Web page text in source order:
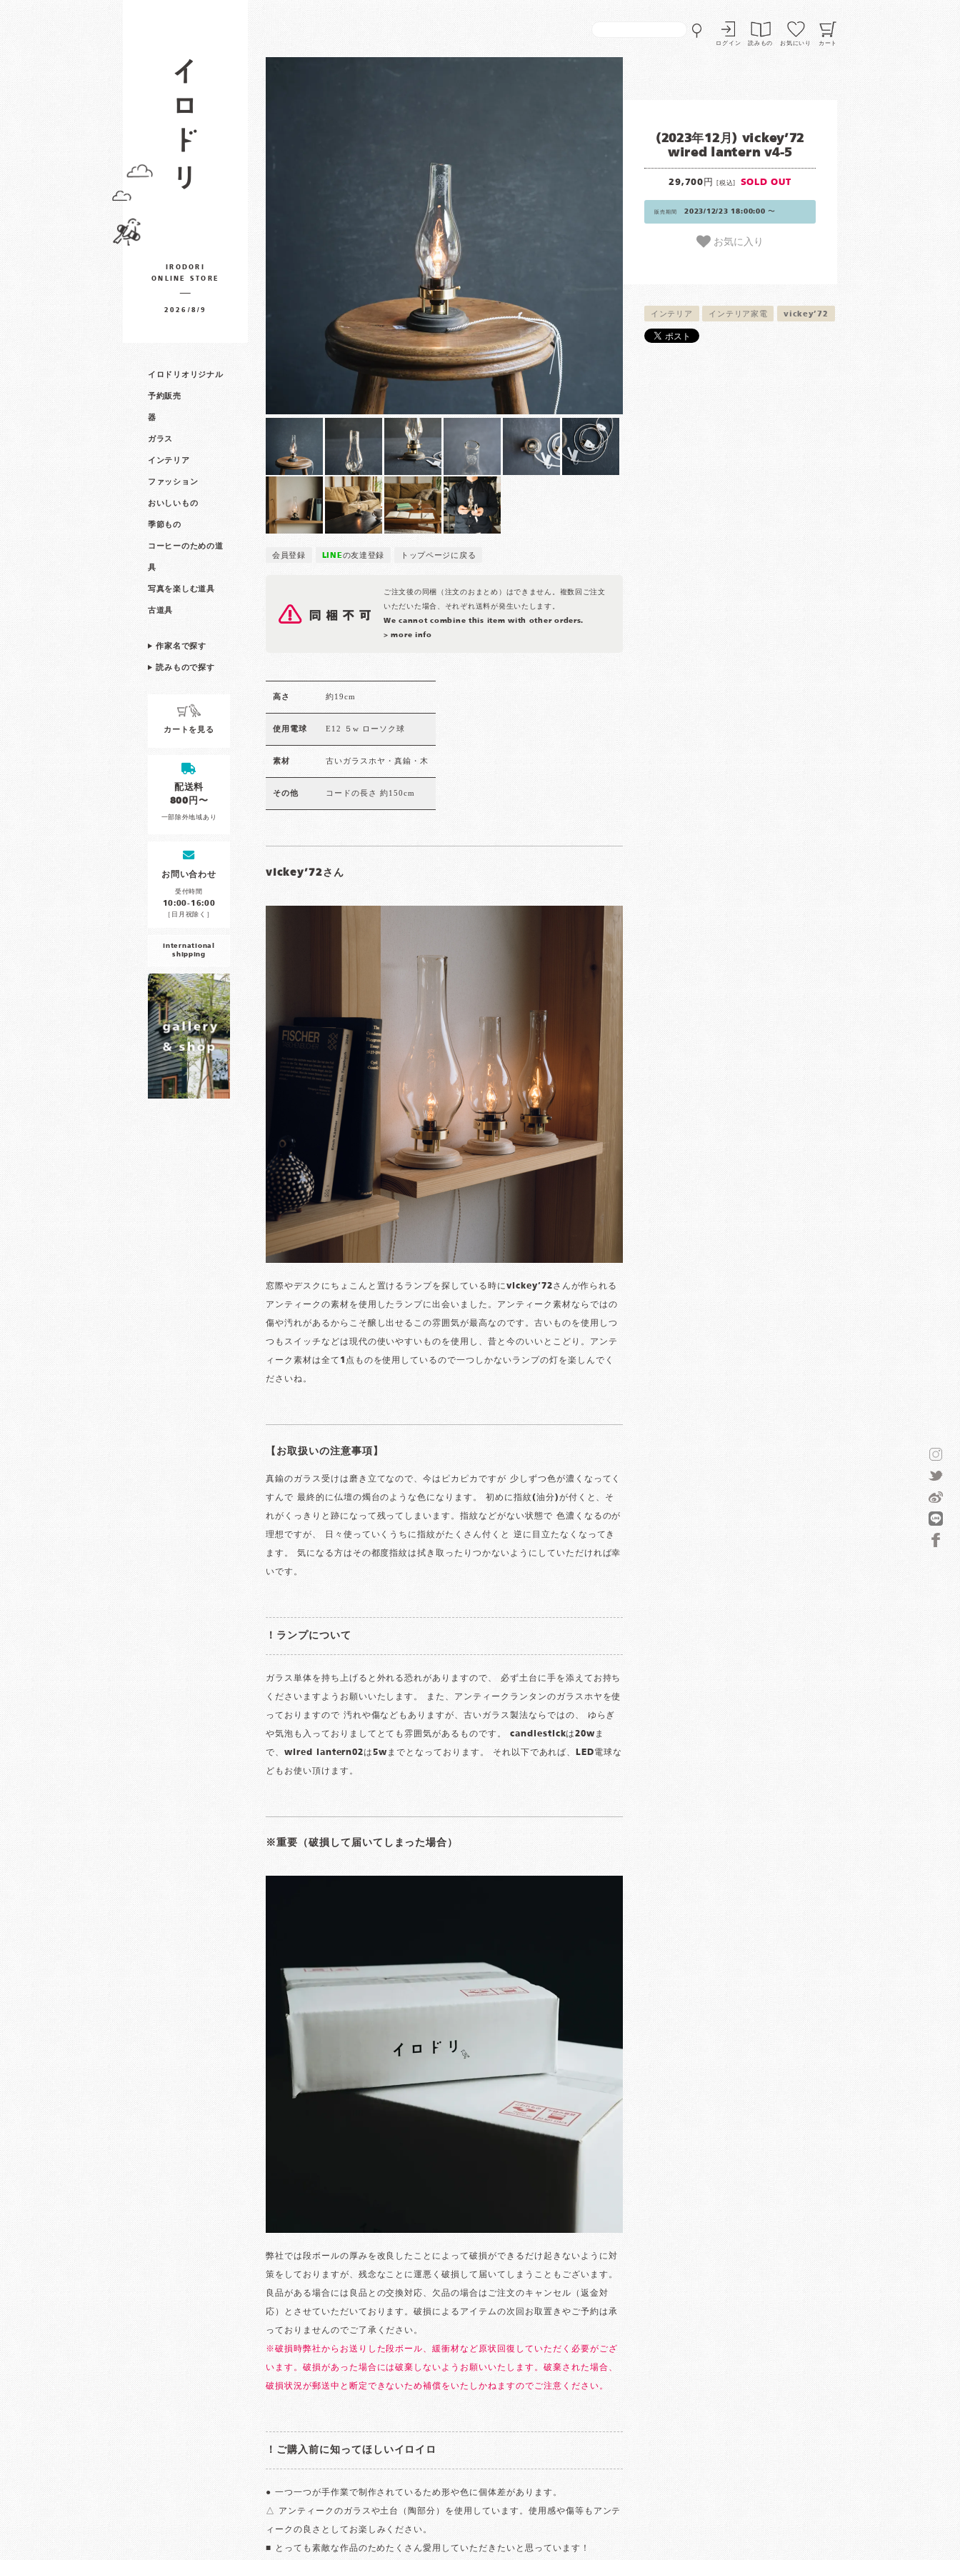
ログイン 読みもの お気にいり カート
IRODORI
ONLINE STORE
2026/8/9
イロドリオリジナル
予約販売
器
ガラス
インテリア
ファッション
おいしいもの
季節もの
コーヒーのための道
具
写真を楽しむ道具
古道具
作家名で探す
読みもので探す
カートを見る
配送料
800円〜
一部除外地域あり
お問い合わせ
受付時間
10:00-16:00
［日月祝除く］
international
shipping
会員登録 LINEの友達登録 トップページに戻る
ご注文後の同梱（注文のおまとめ）はできません。複数回ご注文
いただいた場合、それぞれ送料が発生いたします。
We cannot combine this item with other orders.
> more info
(2023年12月) vickey’72
wired lantern v4-5
29,700円[税込] SOLD OUT
販売期間 2023/12/23 18:00:00 〜
お気に入り
インテリア インテリア家電 vickey’72
高さ 約19cm
使用電球 E12 ５w ローソク球
素材 古いガラスホヤ・真鍮・木
その他 コードの長さ 約150cm
vickey’72さん
窓際やデスクにちょこんと置けるランプを探している時にvickey’72さんが作られる
アンティークの素材を使用したランプに出会いました。アンティーク素材ならではの
傷や汚れがあるからこそ醸し出せるこの雰囲気が最高なのです。古いものを使用しつ
つもスイッチなどは現代の使いやすいものを使用し、昔と今のいいとこどり。アンテ
ィーク素材は全て1点ものを使用しているので一つしかないランプの灯を楽しんでく
ださいね。
【お取扱いの注意事項】
真鍮のガラス受けは磨き立てなので、今はピカピカですが 少しずつ色が濃くなってく
すんで 最終的に仏壇の燭台のような色になります。 初めに指紋(油分)が付くと、そ
れがくっきりと跡になって残ってしまいます。指紋などがない状態で 色濃くなるのが
理想ですが、 日々使っていくうちに指紋がたくさん付くと 逆に目立たなくなってき
ます。 気になる方はその都度指紋は拭き取ったりつかないようにしていただければ幸
いです。
！ランプについて
ガラス単体を持ち上げると外れる恐れがありますので、 必ず土台に手を添えてお持ち
くださいますようお願いいたします。 また、アンティークランタンのガラスホヤを使
っておりますので 汚れや傷などもありますが、古いガラス製法ならではの、 ゆらぎ
や気泡も入っておりましてとても雰囲気があるものです。 candlestickは20wま
で、wired lantern02は5wまでとなっております。 それ以下であれば、LED電球な
どもお使い頂けます。
※重要（破損して届いてしまった場合）
弊社では段ボールの厚みを改良したことによって破損ができるだけ起きないように対
策をしておりますが、残念なことに運悪く破損して届いてしまうこともございます。
良品がある場合には良品との交換対応、欠品の場合はご注文のキャンセル（返金対
応）とさせていただいております。破損によるアイテムの次回お取置きやご予約は承
っておりませんのでご了承ください。
※破損時弊社からお送りした段ボール、緩衝材など原状回復していただく必要がござ
います。破損があった場合には破棄しないようお願いいたします。破棄された場合、
破損状況が郵送中と断定できないため補償をいたしかねますのでご注意ください。
！ご購入前に知ってほしいイロイロ
● 一つ一つが手作業で制作されているため形や色に個体差があります。
△ アンティークのガラスや土台（陶部分）を使用しています。使用感や傷等もアンテ
ィークの良さとしてお楽しみください。
■ とっても素敵な作品のためたくさん愛用していただきたいと思っています！